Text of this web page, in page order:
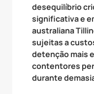
desequilíbrio
significativa e
australiana
sujeitas a
detenção mais
contentores
durante